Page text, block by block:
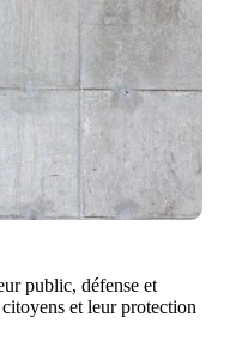
public, défense et
et leur protection